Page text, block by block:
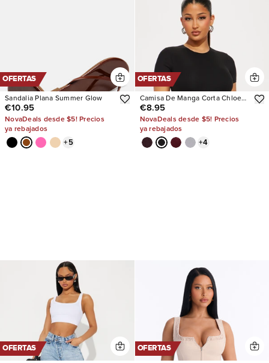
OFERTAS
Sandalia Plana Summer Glow
€10.95
NovaDeals desde $5! Precios
ya rebajados
+5
OFERTAS
Camisa De Manga Corta Chloe
Crew Neck
€8.95
NovaDeals desde $5! Precios
ya rebajados
+4
OFERTAS OFERTAS